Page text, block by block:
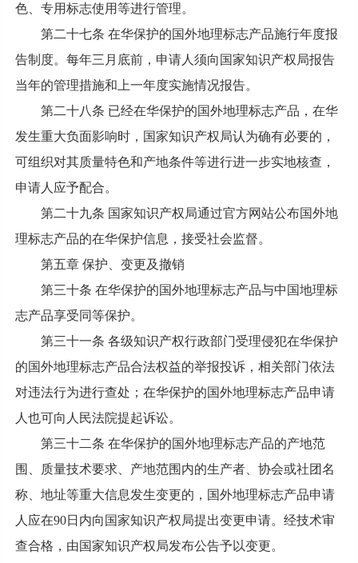
色、专用标志使用等进行管理。
第二十七条 在华保护的国外地理标志产品施行年度报
告制度。每年三月底前，申请人须向国家知识产权局报告
当年的管理措施和上一年度实施情况报告。
第二十八条 已经在华保护的国外地理标志产品，在华
发生重大负面影响时，国家知识产权局认为确有必要的，
可组织对其质量特色和产地条件等进行进一步实地核查，
申请人应予配合。
第二十九条 国家知识产权局通过官方网站公布国外地
理标志产品的在华保护信息，接受社会监督。
第五章 保护、变更及撤销
第三十条 在华保护的国外地理标志产品与中国地理标
志产品享受同等保护。
第三十一条 各级知识产权行政部门受理侵犯在华保护
的国外地理标志产品合法权益的举报投诉，相关部门依法
对违法行为进行查处；在华保护的国外地理标志产品申请
人也可向人民法院提起诉讼。
第三十二条 在华保护的国外地理标志产品的产地范
围、质量技术要求、产地范围内的生产者、协会或社团名
称、地址等重大信息发生变更的，国外地理标志产品申请
人应在90日内向国家知识产权局提出变更申请。经技术审
查合格，由国家知识产权局发布公告予以变更。